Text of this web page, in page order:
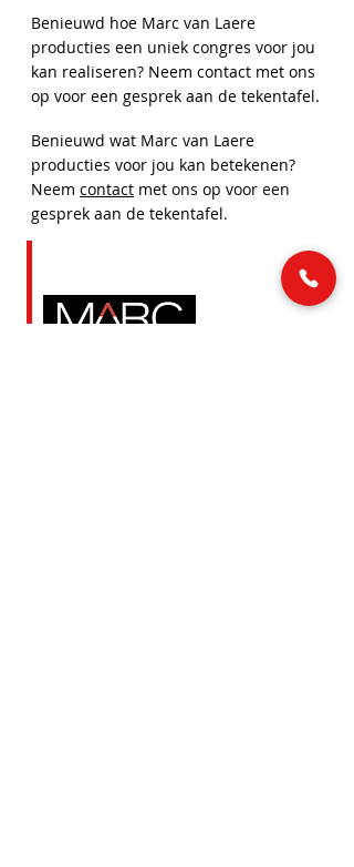
Benieuwd hoe Marc van Laere
producties een uniek congres voor jou
kan realiseren? Neem contact met ons
op voor een gesprek aan de tekentafel.
Benieuwd wat Marc van Laere
producties voor jou kan betekenen?
Neem contact met ons op voor een
gesprek aan de tekentafel.